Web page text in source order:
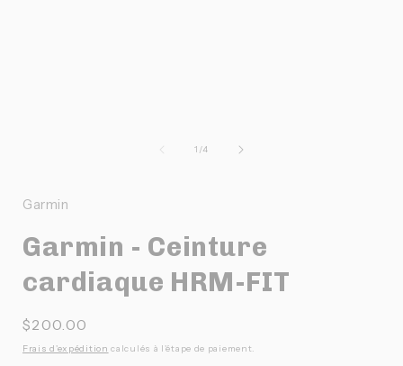
fenêtre
1 /de
4
Garmin
Garmin - Ceinture
cardiaque HRM-FIT
Prix
habituel
$200.00
Frais d'expédition calculés à l'étape de paiement.